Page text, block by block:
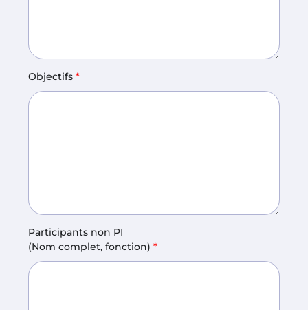
Objectifs *
Participants non PI
(Nom complet, fonction) *